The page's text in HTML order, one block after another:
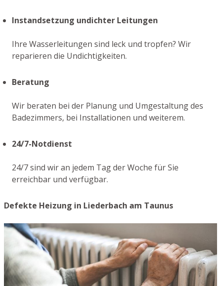
Instandsetzung undichter Leitungen
Ihre Wasserleitungen sind leck und tropfen? Wir
reparieren die Undichtigkeiten.
Beratung
Wir beraten bei der Planung und Umgestaltung des
Badezimmers, bei Installationen und weiterem.
24/7-Notdienst
24/7 sind wir an jedem Tag der Woche für Sie
erreichbar und verfügbar.
Defekte Heizung in Liederbach am Taunus